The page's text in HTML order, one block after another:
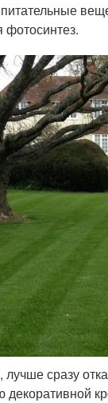
фотосинтез.
сразу
декоративной